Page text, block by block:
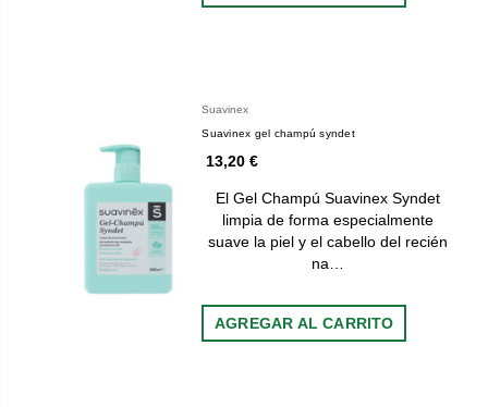
Suavinex
Suavinex gel champú syndet
13,20 €
El Gel Champú Suavinex Syndet
limpia de forma especialmente
suave la piel y el cabello del recién
na…
AGREGAR AL CARRITO